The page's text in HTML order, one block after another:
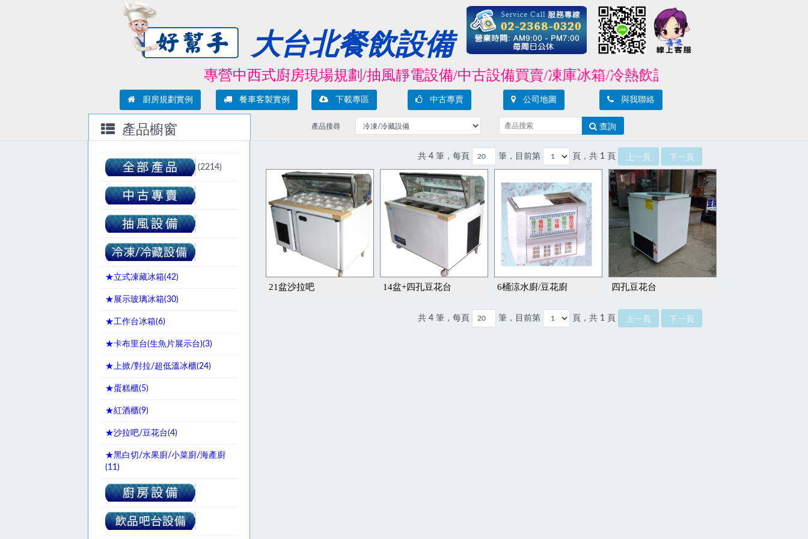
大台北餐飲設備
專營中西式廚房現場規劃/抽風靜電設備/中古設備買賣/凍庫冰箱/冷熱飲設備/製冰機/封口機/攪
廚房規劃實例 餐車客製實例 下載專區 中古專賣 公司地圖 與我聯絡
產品櫥窗 產品搜尋 查詢
(2214)
★立式凍藏冰箱(42)
★展示玻璃冰箱(30)
★工作台冰箱(6)
★卡布里台(生魚片展示台)(3)
★上掀/對拉/超低溫冰櫃(24)
★蛋糕櫃(5)
★紅酒櫃(9)
★沙拉吧/豆花台(4)
★黑白切/水果廚/小菜廚/海產廚
(11)
共 4 筆，每頁 筆，目前第 頁，共 1 頁 上一頁 下一頁
21盆沙拉吧 14盆+四孔豆花台 6桶涼水廚/豆花廚 四孔豆花台
共 4 筆，每頁 筆，目前第 頁，共 1 頁 上一頁 下一頁